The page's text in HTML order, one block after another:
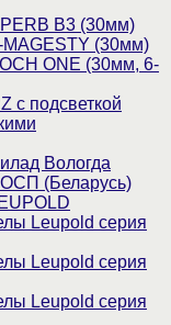
B3 (30мм)
(30мм)
ONE (30мм, 6-
с подсветкой
Вологда
(Беларусь)
Leupold серия
Leupold серия
Leupold серия